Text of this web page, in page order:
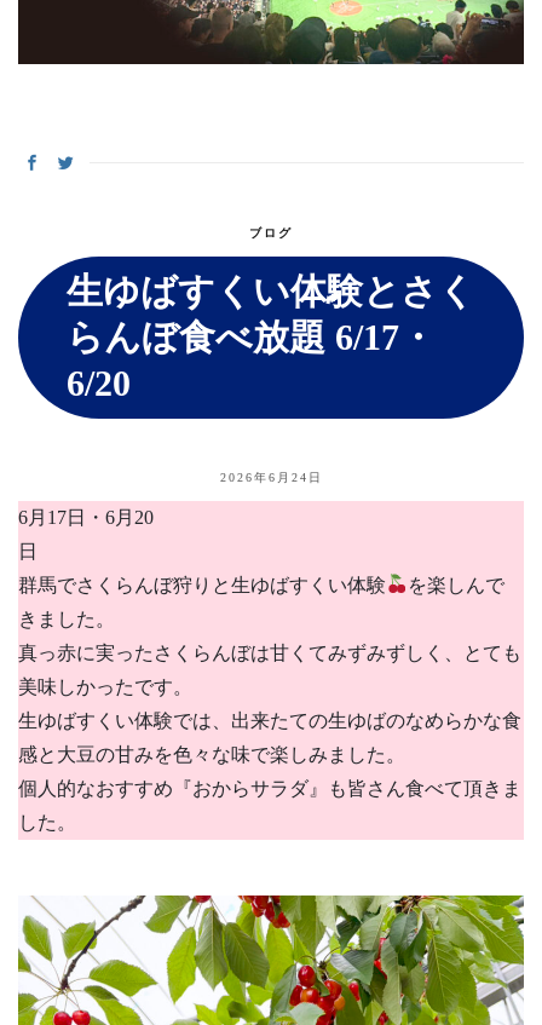
ブログ
生ゆばすくい体験とさく
らんぼ食べ放題 6/17・
6/20
2026年6月24日
6月17日・6月20
群馬でさくらんぼ狩りと生ゆばすくい体験
を楽しんで
きました。
真っ赤に実ったさくらんぼは甘くてみずみずしく、とても
美味しかったです。
生ゆばすくい体験では、出来たての生ゆばのなめらかな食
感と大豆の甘みを色々な味で楽しみました。
個人的なおすすめ『おからサラダ』も皆さん食べて頂きま
した。